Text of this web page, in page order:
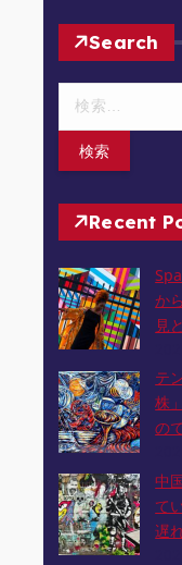
Search
Recent
か
見
テ
株
の
中
て
遅